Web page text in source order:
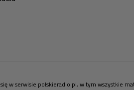
w serwisie polskieradio.pl, w tym wszystkie